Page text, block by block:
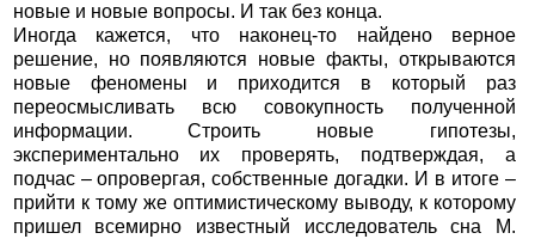
новые и новые вопросы. И так без конца.
Иногда кажется, что наконец-то найдено верное
решение, но появляются новые факты, открываются
новые феномены и приходится в который раз
переосмысливать всю совокупность полученной
информации. Строить новые гипотезы,
экспериментально их проверять, подтверждая, а
подчас – опровергая, собственные догадки. И в итоге –
прийти к тому же оптимистическому выводу, к которому
пришел всемирно известный исследователь сна М.